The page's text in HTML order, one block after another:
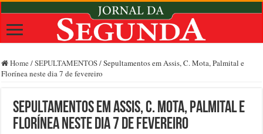
Home /SEPULTAMENTOS/Sepultamentos em Assis, C. Mota, Palmital e
Florínea neste dia 7 de fevereiro
Sepultamentos em Assis, C. Mota, Palmital e
Florínea neste dia 7 de fevereiro